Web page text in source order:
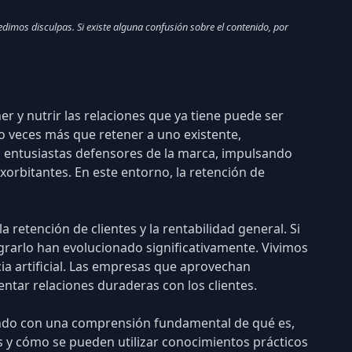
disculpas. Si existe alguna confusión sobre el contenido, por
y nutrir las relaciones que ya tiene puede ser
más que retener a uno existente,
defensores de la marca, impulsando
En este entorno, la retención de
retención de clientes y la rentabilidad general. Si
han evolucionado significativamente. Vivimos
artificial. Las empresas que aprovechan
relaciones duraderas con los clientes.
con una comprensión fundamental de qué es,
cómo se pueden utilizar conocimientos prácticos